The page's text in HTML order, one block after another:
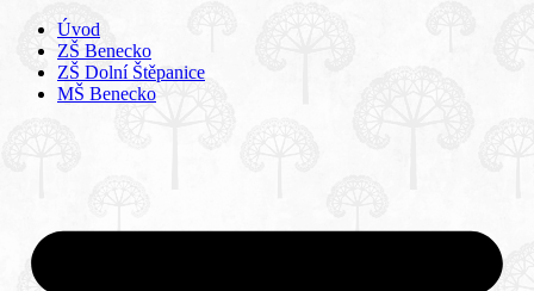
Úvod
ZŠ Benecko
ZŠ Dolní Štěpanice
MŠ Benecko